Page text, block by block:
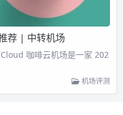
荐 | 中转机场
咖啡云机场是一家 202
机场评测